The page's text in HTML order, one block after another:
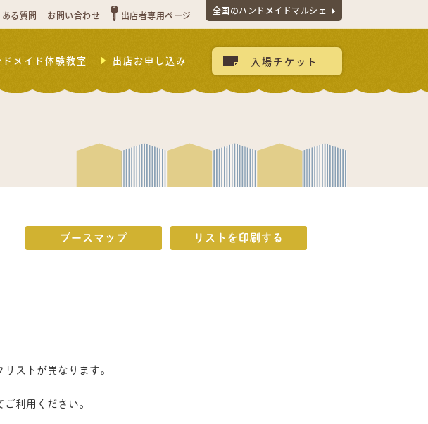
ある質問 お問い合わせ 出店者専用ページ 全国のハンドメイドマルシェ
ドメイド体験教室 出店お申し込み 入場チケット
ブースマップ リストを印刷する
ストが異なります。
利用ください。